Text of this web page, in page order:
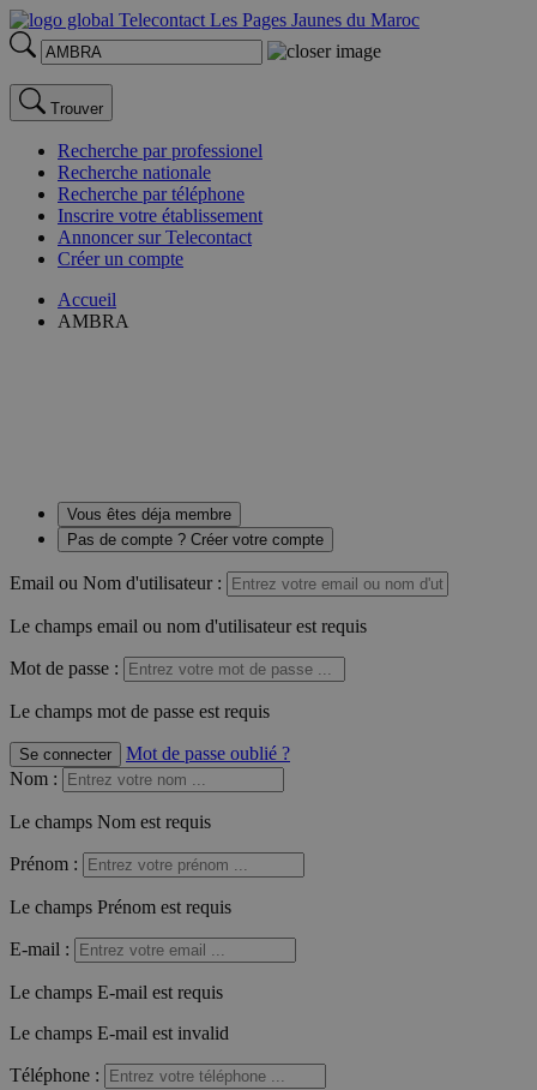
Trouver
Recherche par professionel
Recherche nationale
Recherche par téléphone
Inscrire votre établissement
Annoncer sur Telecontact
Créer un compte
Accueil
AMBRA
Vous êtes déja membre
Pas de compte ? Créer votre compte
Email ou Nom d'utilisateur :
Le champs email ou nom d'utilisateur est requis
Mot de passe :
Le champs mot de passe est requis
Se connecter
Mot de passe oublié ?
Nom :
Le champs Nom est requis
Prénom :
Le champs Prénom est requis
E-mail :
Le champs E-mail est requis
Le champs E-mail est invalid
Téléphone :